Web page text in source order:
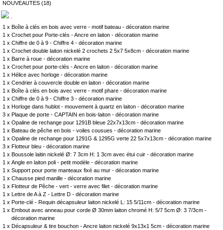
NOUVEAUTES (18)
1 x Boîte à clés en bois avec verre - motif bateau - décoration marine
1 x Crochet pour Porte-clés - Ancre en laiton - décoration marine
1 x Chiffre de 0 à 9 - Chiffre 4 - décoration marine
1 x Crochet double laiton nickelé 2 crochets 2 5x7 5x8cm - décoration marine
1 x Barre à roue - décoration marine
1 x Crochet pour porte-clés - Ancre en laiton - décoration marine
1 x Hélice avec horloge - décoration marine
1 x Cendrier à couvercle double en laiton - décoration marine
1 x Boîte à clés en bois avec verre - motif phare - décoration marine
1 x Chiffre de 0 à 9 - Chiffre 3 - décoration marine
1 x Horloge dans hublot - mouvement à quartz en laiton - décoration marine
3 x Plaque de porte - CAPTAIN en bois-laiton - décoration marine
1 x Opaline de rechange pour 1291B bleue 22x7x13cm - décoration marine
1 x Bateau de pêche en bois - voiles cousues - décoration marine
1 x Opaline de rechange pour 1291G & 1295G verte 22 5x7x13cm - décoration marine
3 x Flotteur bleu - décoration marine
1 x Boussole laitin nickelé Ø: 7 3cm H: 1 3cm avec étui cuir - décoration marine
1 x Angle en laiton poli - petit modèle - décoration marine
1 x Support pour porte manteaux fixé au mur - décoration marine
1 x Chausse pied manille - décoration marine
1 x Flotteur de Pêche - vert - verre avec filet - décoration marine
1 x
Lettre de A à Z - Lettre D - décoration marine
1 x Porte-clé - Requin décapsuleur laiton nickelé L: 15 5/11cm - décoration marine
1 x Embout avec anneau pour corde Ø 30mm laiton chromé H: 5/7 5cm Ø: 3 7/3cm -
décoration marine
1 x Décapsuleur & tire bouchon - Ancre laiton nickelé 9x13x1 5cm - décoration marine